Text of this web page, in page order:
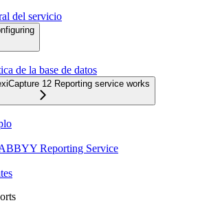
del servicio
de la base de datos
12 Reporting service works
Reporting Service